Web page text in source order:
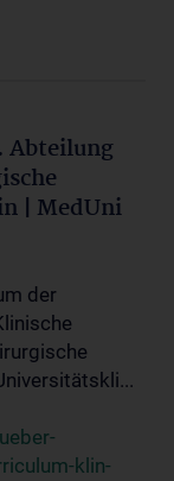
Abteilung
| MedUni
der
klin-